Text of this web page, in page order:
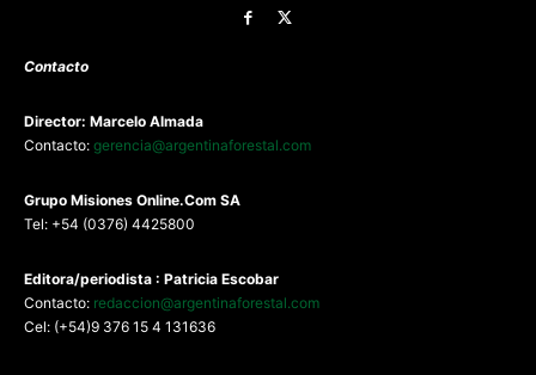
Contacto
Director: Marcelo Almada
Contacto: gerencia@argentinaforestal.com
Grupo Misiones Online.Com SA
Tel: +54 (0376) 4425800
Editora/periodista : Patricia Escobar
Contacto: redaccion@argentinaforestal.com
Cel: (+54)9 376 15 4 131636